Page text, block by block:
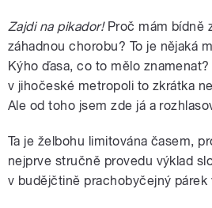
Zajdi na pikador!Proč mám bídně
záhadnou chorobu? To je nějaká
Kýho ďasa, co to mělo
v jihočeské metropoli to zkrátka
Ale od toho jsem zde já a
Ta je želbohu limitována časem,
nejprve stručně provedu výklad
v budějčtině prachobyčejný párek